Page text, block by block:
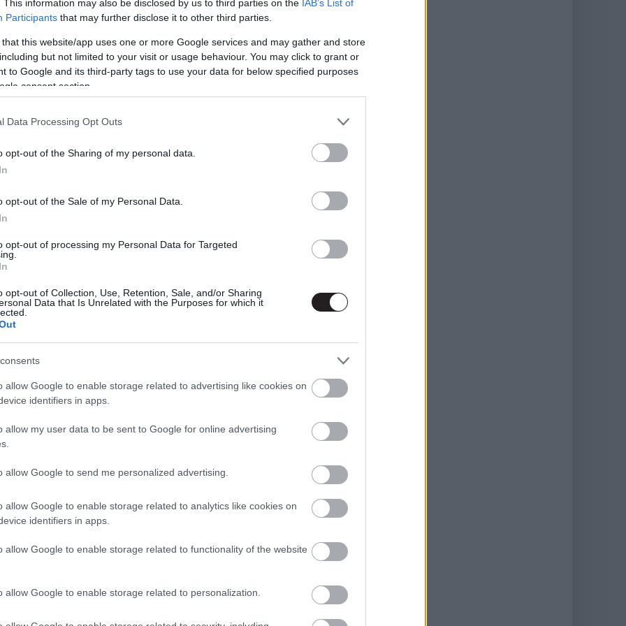
This information may also be disclosed by us to third parties on the IAB’s List of
Participants that may further disclose it to other third parties.
that this website/app uses one or more Google services and may gather and store
but not limited to your visit or usage behaviour. You may click to grant or
to Google and its third-party tags to use your data for below specified purposes
consent section.
Data Processing Opt Outs
opt-out of the Sharing of my personal data.
opt-out of the Sale of my Personal Data.
opt-out of processing my Personal Data for Targeted
opt-out of Collection, Use, Retention, Sale, and/or Sharing
Data that Is Unrelated with the Purposes for which it
allow Google to enable storage related to advertising like cookies on
identifiers in apps.
allow my user data to be sent to Google for online advertising
allow Google to send me personalized advertising.
allow Google to enable storage related to analytics like cookies on
identifiers in apps.
allow Google to enable storage related to functionality of the website
allow Google to enable storage related to personalization.
jedik #star wars #disney #lucasfilm
#rian
Tetszik
mondott Gollam
hogy miként határozta meg az életét
Nem csak azért, mert egy remek színész, aki olyan
a Bosszúállók: Ultron kora, de ő a motion capture
megváltoztatta Hollywoodot és a filmgyártást.
kezdődött, melyben Serkis legendásan elevenítette
szárnyait, hiszen hamarosan érkezik a
a promóciózását folytatja, a színész/rendező a
A Gyűrűk Ura során szerzett tapasztalatairól